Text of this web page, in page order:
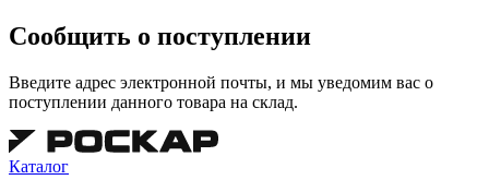
Сообщить о поступлении
Введите адрес электронной почты, и мы уведомим вас о
поступлении данного товара на склад.
Каталог